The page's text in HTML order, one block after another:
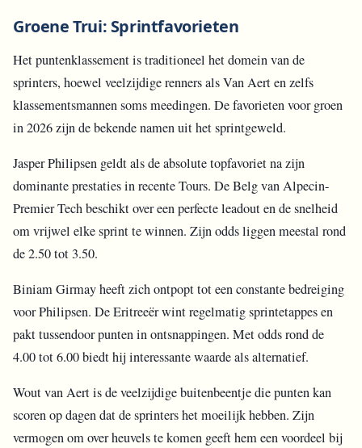
Groene Trui: Sprintfavorieten
Het puntenklassement is traditioneel het domein van de
sprinters, hoewel veelzijdige renners als Van Aert en zelfs
klassementsmannen soms meedingen. De favorieten voor groen
in 2026 zijn de bekende namen uit het sprintgeweld.
Jasper Philipsen geldt als de absolute topfavoriet na zijn
dominante prestaties in recente Tours. De Belg van Alpecin-
Premier Tech beschikt over een perfecte leadout en de snelheid
om vrijwel elke sprint te winnen. Zijn odds liggen meestal rond
de 2.50 tot 3.50.
Biniam Girmay heeft zich ontpopt tot een constante bedreiging
voor Philipsen. De Eritreeër wint regelmatig sprintetappes en
pakt tussendoor punten in ontsnappingen. Met odds rond de
4.00 tot 6.00 biedt hij interessante waarde als alternatief.
Wout van Aert is de veelzijdige buitenbeentje die punten kan
scoren op dagen dat de sprinters het moeilijk hebben. Zijn
vermogen om over heuvels te komen geeft hem een voordeel bij